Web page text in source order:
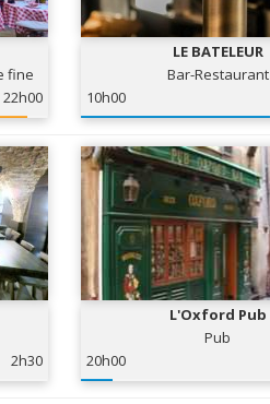
fine
22h00
LE BATELEUR
Bar-Restaurant
10h00
2h30
L'Oxford Pub
Pub
20h00